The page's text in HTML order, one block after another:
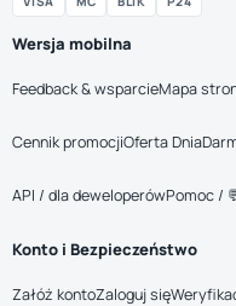
Wersja mobilna
Feedback & wsparcieMapa
Cennik promocjiOferta Dnia
API / dla deweloperówPomoc /
Konto i Bezpieczeństwo
Załóż kontoZaloguj się